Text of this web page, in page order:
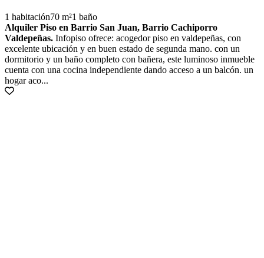
1 habitación70 m²1 baño
Alquiler Piso en Barrio San Juan, Barrio Cachiporro
Valdepeñas. Infopiso ofrece: acogedor piso en valdepeñas, con
excelente ubicación y en buen estado de segunda mano. con un
dormitorio y un baño completo con bañera, este luminoso inmueble
cuenta con una cocina independiente dando acceso a un balcón. un
hogar aco...